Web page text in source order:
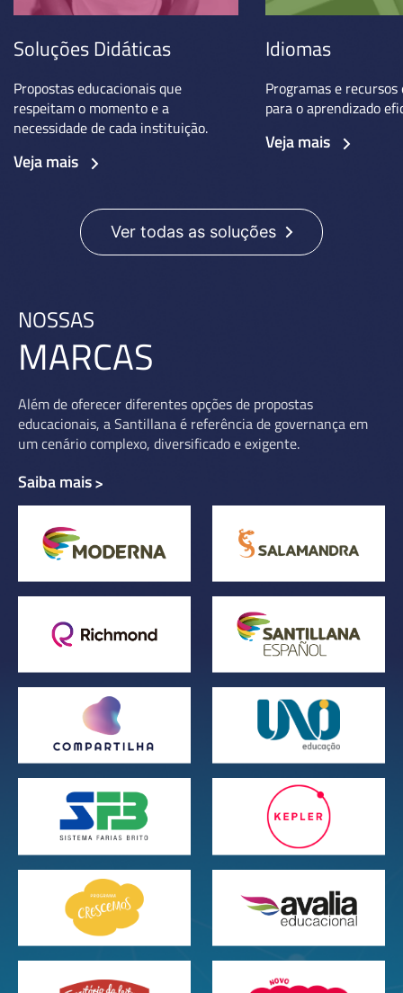
Soluções Didáticas
Propostas educacionais que
respeitam o momento e a
necessidade de cada instituição.
Veja mais
Idiomas
Programas e
para o aprendizado
Veja mais
Ver todas as soluções
NOSSAS
MARCAS
Além de oferecer diferentes opções de propostas
educacionais, a Santillana é referência de governança em
um cenário complexo, diversificado e exigente.
Saiba mais>